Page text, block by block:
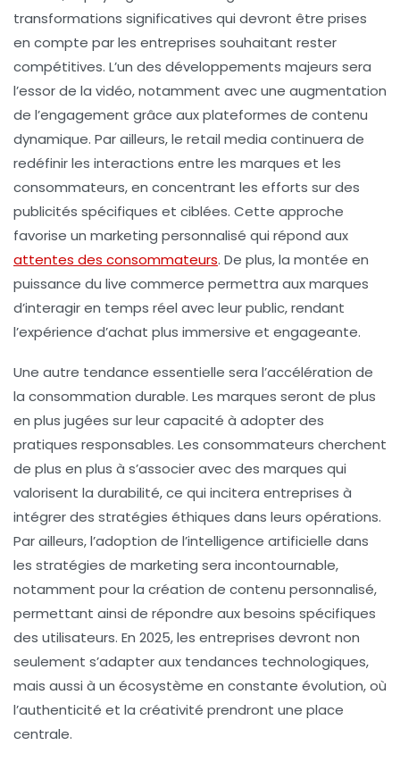
transformations significatives qui devront être prises
en compte par les entreprises souhaitant rester
compétitives. L’un des développements majeurs sera
l’essor de la vidéo, notamment avec une augmentation
de l’engagement grâce aux plateformes de contenu
dynamique. Par ailleurs, le retail media continuera de
redéfinir les interactions entre les marques et les
consommateurs, en concentrant les efforts sur des
publicités spécifiques et ciblées. Cette approche
favorise un marketing personnalisé qui répond aux
attentes des consommateurs. De plus, la montée en
puissance du live commerce permettra aux marques
d’interagir en temps réel avec leur public, rendant
l’expérience d’achat plus immersive et engageante.
Une autre tendance essentielle sera l’accélération de
la consommation durable. Les marques seront de plus
en plus jugées sur leur capacité à adopter des
pratiques responsables. Les consommateurs cherchent
de plus en plus à s’associer avec des marques qui
valorisent la durabilité, ce qui incitera entreprises à
intégrer des stratégies éthiques dans leurs opérations.
Par ailleurs, l’adoption de l’intelligence artificielle dans
les stratégies de marketing sera incontournable,
notamment pour la création de contenu personnalisé,
permettant ainsi de répondre aux besoins spécifiques
des utilisateurs. En 2025, les entreprises devront non
seulement s’adapter aux tendances technologiques,
mais aussi à un écosystème en constante évolution, où
l’authenticité et la créativité prendront une place
centrale.